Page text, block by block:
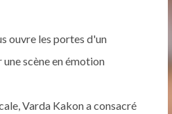
ouvre les portes d'un
scène en émotion
Varda Kakon a consacré